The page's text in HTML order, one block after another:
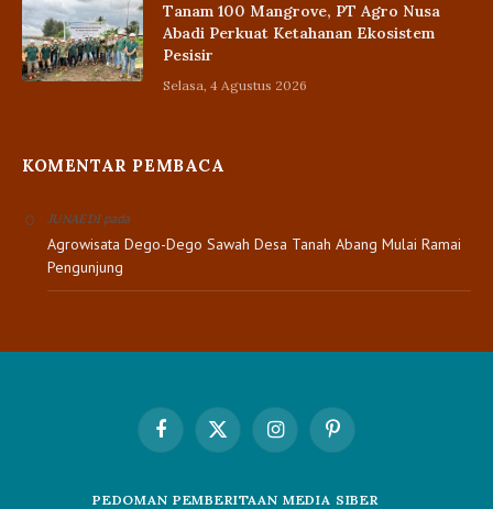
Tanam 100 Mangrove, PT Agro Nusa
Abadi Perkuat Ketahanan Ekosistem
Pesisir
Selasa, 4 Agustus 2026
KOMENTAR PEMBACA
JUNAEDIpada
Agrowisata Dego-Dego Sawah Desa Tanah Abang Mulai Ramai
Pengunjung
FacebookX
InstagramPinterest
PEDOMAN PEMBERITAAN MEDIA SIBER